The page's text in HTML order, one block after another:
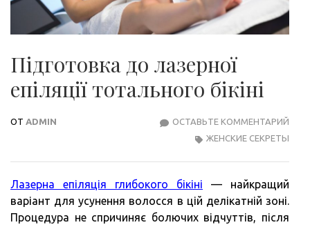
Підготовка до лазерної
епіляції тотального бікіні
ОТ ADMIN ОСТАВЬТЕ КОММЕНТАРИЙ
ЖЕНСКИЕ СЕКРЕТЫ
Лазерна епіляція глибокого бікіні — найкращий
варіант для усунення волосся в цій делікатній зоні.
Процедура не спричиняє болючих відчуттів, після